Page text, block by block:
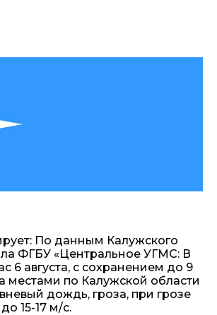
По данным Калужского
ФГБУ «Центральное УГМС: В
6 августа, с сохранением до 9
местами по Калужской области
дождь, гроза, при грозе
15-17 м/с.